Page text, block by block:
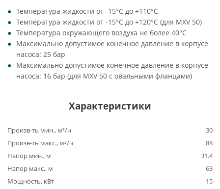
Температура жидкости от -15°C до +110°C
Температура жидкости от -15°C до +120°C (для MXV 50)
Температура окружающего воздуха не более 40°C
Максимально допустимое конечное давление в корпусе
насоса: 25 бар
Максимально допустимое конечное давление в корпусе
насоса: 16 бар (для MXV 50 с овальными фланцами)
Характеристики
Произв-ть мин., м³/ч
30
Произв-ть макс., м³/ч
88
Напор мин., м
31.4
Напор макс., м
63
Мощность, кВт
15